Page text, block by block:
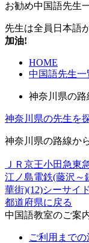
お勧め中国語先生
先生は全員日本語
加油!
HOME
中国語先生一
神奈川県の路
神奈川県の先生を
神奈川県の路線か
ＪＲ 京王小田急東
江ノ島電鉄(藤沢～
華街)(12)シーサイ
都道府県に戻る
中国語教室のご案
ご利用までの